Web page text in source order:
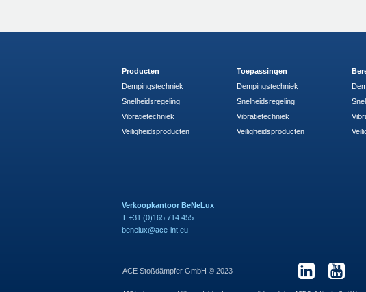
Producten
Dempingstechniek
Snelheidsregeling
Vibratietechniek
Veiligheidsproducten
Toepassingen
Dempingstechniek
Snelheidsregeling
Vibratietechniek
Veiligheidsproducten
Verkoopkantoor BeNeLux
T +31 (0)165 714 455
benelux@ace-int.eu
ACE Stoßdämpfer GmbH © 2023